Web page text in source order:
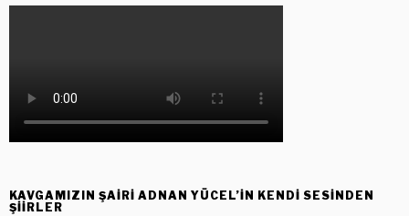
KAVGAMIZIN ŞAIRI ADNAN YÜCEL’IN KENDI SESINDEN
ŞIIRLER